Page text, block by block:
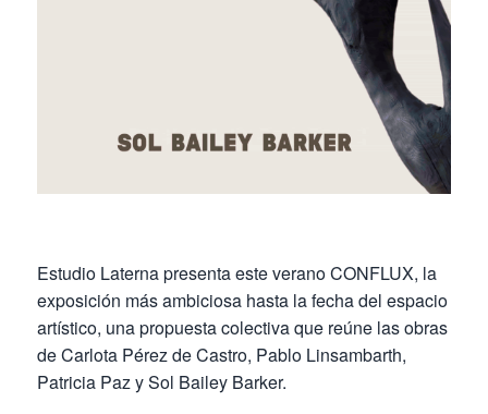
Estudio Laterna presenta este verano CONFLUX, la
exposición más ambiciosa hasta la fecha del espacio
artístico, una propuesta colectiva que reúne las obras
de Carlota Pérez de Castro, Pablo Linsambarth,
Patricia Paz y Sol Bailey Barker.